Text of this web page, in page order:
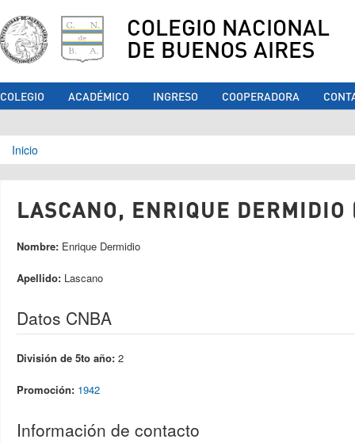
COLEGIO NACIONAL
DE BUENOS AIRES
COLEGIO ACADÉMICO INGRESO COOPERADORA
Se encuentra usted aquí
Inicio
LASCANO, ENRIQUE
Nombre: Enrique Dermidio
Apellido: Lascano
Datos CNBA
División de 5to año: 2
Promoción: 1942
Información de contacto